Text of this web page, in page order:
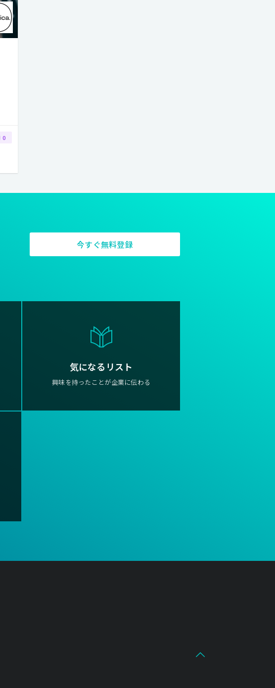
0
今すぐ無料登録
気になるリスト
興味を持ったことが企業に伝わる